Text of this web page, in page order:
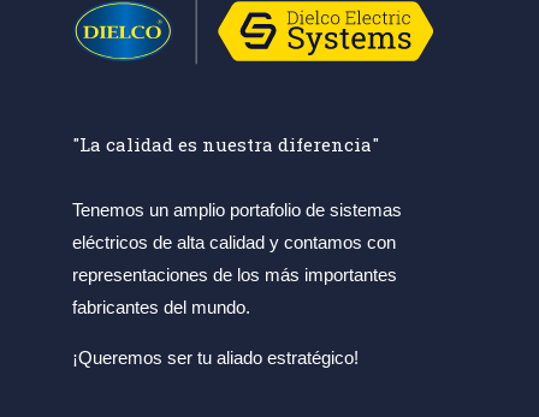
"La calidad es nuestra diferencia"
Tenemos un amplio portafolio de sistemas
eléctricos de alta calidad y contamos con
representaciones de los más importantes
fabricantes del mundo.
¡Queremos ser tu aliado estratégico!